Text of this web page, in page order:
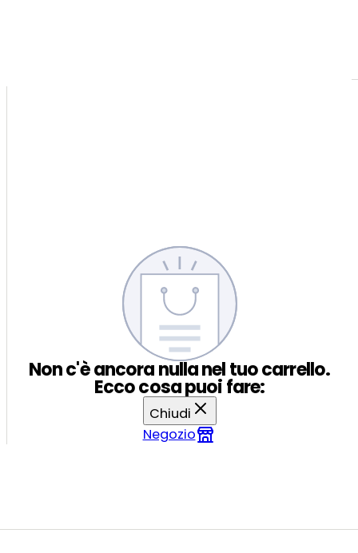
Non c'è ancora nulla nel tuo carrello.
Ecco cosa puoi fare:
Chiudi
Negozio